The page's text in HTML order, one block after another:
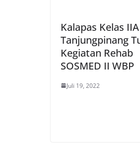
Kalapas Kelas IIA
Tanjungpinang
Kegiatan Rehab
SOSMED II WBP
Juli 19, 2022